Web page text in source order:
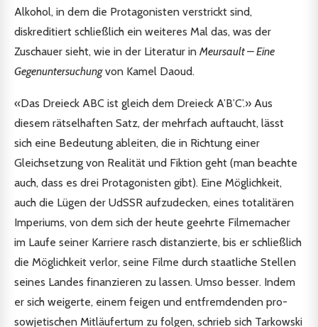
Alkohol, in dem die Protagonisten verstrickt sind,
diskreditiert schließlich ein weiteres Mal das, was der
Zuschauer sieht, wie in der Literatur in Meursault – Eine
Gegenuntersuchungvon Kamel Daoud.
«Das Dreieck ABC ist gleich dem Dreieck A’B’C’.» Aus
diesem rätselhaften Satz, der mehrfach auftaucht, lässt
sich eine Bedeutung ableiten, die in Richtung einer
Gleichsetzung von Realität und Fiktion geht (man beachte
auch, dass es drei Protagonisten gibt). Eine Möglichkeit,
auch die Lügen der UdSSR aufzudecken, eines totalitären
Imperiums, von dem sich der heute geehrte Filmemacher
im Laufe seiner Karriere rasch distanzierte, bis er schließlich
die Möglichkeit verlor, seine Filme durch staatliche Stellen
seines Landes finanzieren zu lassen. Umso besser. Indem
er sich weigerte, einem feigen und entfremdenden pro-
sowjetischen Mitläufertum zu folgen, schrieb sich Tarkowski